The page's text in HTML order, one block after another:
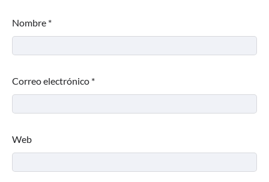
Nombre *
Correo electrónico *
Web